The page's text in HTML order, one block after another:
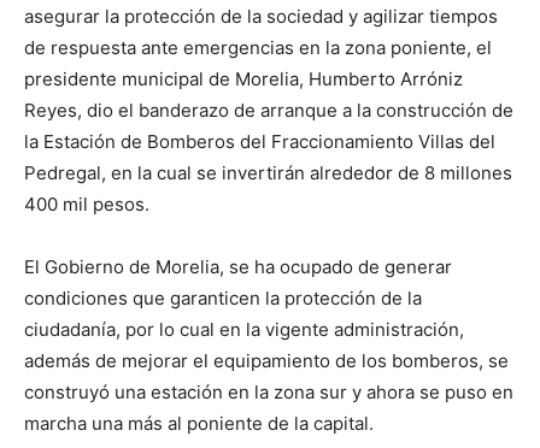
asegurar la protección de la sociedad y agilizar tiempos
de respuesta ante emergencias en la zona poniente, el
presidente municipal de Morelia, Humberto Arróniz
Reyes, dio el banderazo de arranque a la construcción de
la Estación de Bomberos del Fraccionamiento Villas del
Pedregal, en la cual se invertirán alrededor de 8 millones
400 mil pesos.
El Gobierno de Morelia, se ha ocupado de generar
condiciones que garanticen la protección de la
ciudadanía, por lo cual en la vigente administración,
además de mejorar el equipamiento de los bomberos, se
construyó una estación en la zona sur y ahora se puso en
marcha una más al poniente de la capital.